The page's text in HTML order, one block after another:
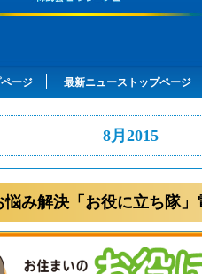
ージ 最新ニューストップページ
8月2015
悩み解決「お役に立ち隊」